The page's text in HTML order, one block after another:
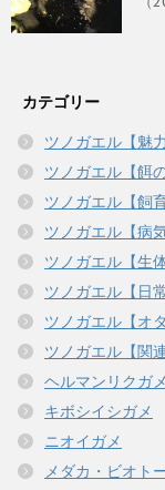
カテゴリー
ツノガエル【魅
ツノガエル【餌の
ツノガエル【飼
ツノガエル【病
ツノガエル【生
ツノガエル【日
ツノガエル【オ
ツノガエル【関
ヘルマンリクガメ
キボシイシガメ
ニオイガメ
メダカ・ビオト